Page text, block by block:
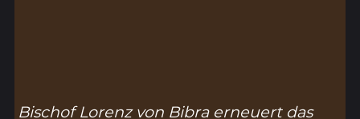
Bischof Lorenz von Bibra erneuert das